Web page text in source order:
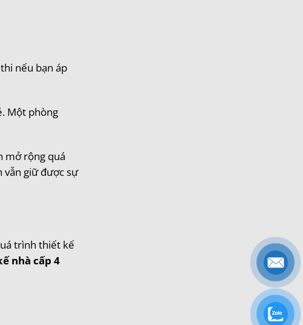
nếu bạn áp
Một phòng
mở rộng quá
vẫn giữ được sự
trình thiết kế
nhà cấp 4